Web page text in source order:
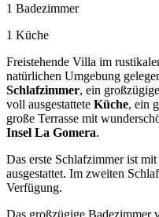
1 Badezimmer
1 Küche
Freistehende Villa im
natürlichen Umgebung
Schlafzimmer, ein
voll ausgestattete Küche, ein
große Terrasse mit
Insel La Gomera.
Das erste Schlafzimmer ist
ausgestattet. Im zweiten
Verfügung.
Das großzügige Badezimmer